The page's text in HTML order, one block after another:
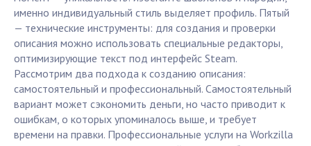
именно индивидуальный стиль выделяет профиль. Пятый
— технические инструменты: для создания и проверки
описания можно использовать специальные редакторы,
оптимизирующие текст под интерфейс Steam.
Рассмотрим два подхода к созданию описания:
самостоятельный и профессиональный. Самостоятельный
вариант может сэкономить деньги, но часто приводит к
ошибкам, о которых упоминалось выше, и требует
времени на правки. Профессиональные услуги на Workzilla